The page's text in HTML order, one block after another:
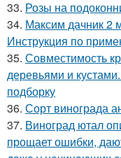
33. Розы на
34. Максим дачник 2
Инструкция по
35. Совместимость
деревьями и
подборку
36. Сорт винограда
37. Виноград ютал
прощает ошибки,